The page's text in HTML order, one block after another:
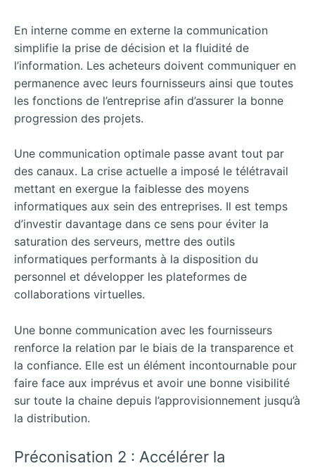
En interne comme en externe la communication
simplifie la prise de décision et la fluidité de
l’information. Les acheteurs doivent communiquer en
permanence avec leurs fournisseurs ainsi que toutes
les fonctions de l’entreprise afin d’assurer la bonne
progression des projets.
Une communication optimale passe avant tout par
des canaux. La crise actuelle a imposé le télétravail
mettant en exergue la faiblesse des moyens
informatiques aux sein des entreprises. Il est temps
d’investir davantage dans ce sens pour éviter la
saturation des serveurs, mettre des outils
informatiques performants à la disposition du
personnel et développer les plateformes de
collaborations virtuelles.
Une bonne communication avec les fournisseurs
renforce la relation par le biais de la transparence et
la confiance. Elle est un élément incontournable pour
faire face aux imprévus et avoir une bonne visibilité
sur toute la chaine depuis l’approvisionnement jusqu’à
la distribution.
Préconisation 2 : Accélérer la